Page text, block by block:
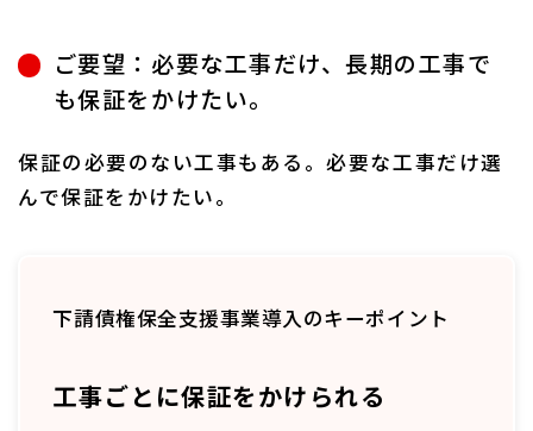
ご要望：必要な工事だけ、長期の工事で
も保証をかけたい。
保証の必要のない工事もある。必要な工事だけ選
んで保証をかけたい。
下請債権保全支援事業導入のキーポイント
工事ごとに保証をかけられる